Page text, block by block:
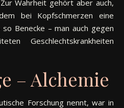
Wahrheit gehört aber auch,
bei Kopfschmerzen eine
Benecke – man auch gegen
Geschlechtskrankheiten
– Alchemie
Forschung nennt, war in